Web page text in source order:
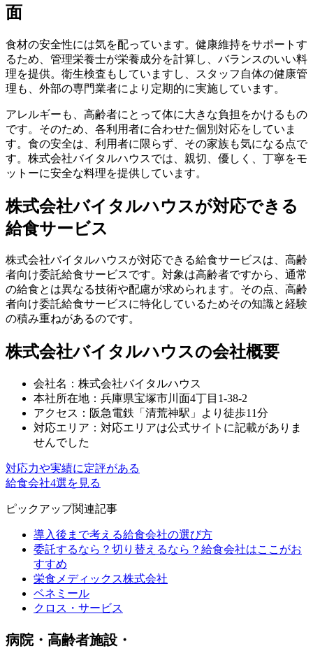
面
食材の安全性には気を配っています。健康維持をサポートす
るため、管理栄養士が栄養成分を計算し、バランスのいい料
理を提供。衛生検査もしていますし、スタッフ自体の健康管
理も、外部の専門業者により定期的に実施しています。
アレルギーも、高齢者にとって体に大きな負担をかけるもの
です。そのため、各利用者に合わせた個別対応をしていま
す。食の安全は、利用者に限らず、その家族も気になる点で
す。株式会社バイタルハウスでは、親切、優しく、丁寧をモ
ットーに安全な料理を提供しています。
株式会社バイタルハウスが対応できる
給食サービス
株式会社バイタルハウスが対応できる給食サービスは、高齢
者向け委託給食サービスです。対象は高齢者ですから、通常
の給食とは異なる技術や配慮が求められます。その点、高齢
者向け委託給食サービスに特化しているためその知識と経験
の積み重ねがあるのです。
株式会社バイタルハウスの会社概要
会社名：株式会社バイタルハウス
本社所在地：兵庫県宝塚市川面4丁目1-38-2
アクセス：阪急電鉄「清荒神駅」より徒歩11分
対応エリア：対応エリアは公式サイトに記載がありま
せんでした
対応力や実績に定評がある
給食会社4選を見る
ピックアップ関連記事
導入後まで考える給食会社の選び方
委託するなら？切り替えるなら？給食会社はここがお
すすめ
栄食メディックス株式会社
ベネミール
クロス・サービス
病院・高齢者施設・